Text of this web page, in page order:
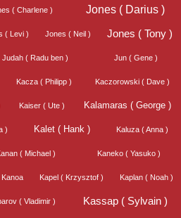
( Charlene ) Jones ( Darius )
( Levi ) Jones ( Neil ) Jones ( Tony )
Judah ( Radu ben ) Jun ( Gene )
Kacza ( Philipp ) Kaczorowski ( Dave )
Kaiser ( Ute ) Kalamaras ( George )
) Kalet ( Hank ) Kaluza ( Anna )
( Michael ) Kaneko ( Yasuko )
Kanoa Kapel ( Krzysztof ) Kaplan ( Noah )
( Vladimir ) Kassap ( Sylvain )